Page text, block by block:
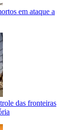
em ataque a
das fronteiras